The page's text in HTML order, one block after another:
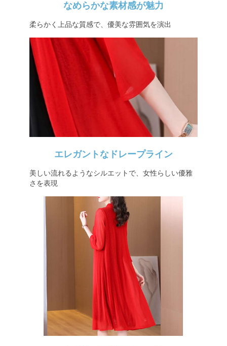
なめらかな素材感が魅力
柔らかく上品な質感で、優美な雰囲気を演出
エレガントなドレープライン
美しい流れるようなシルエットで、女性らしい優雅
さを表現